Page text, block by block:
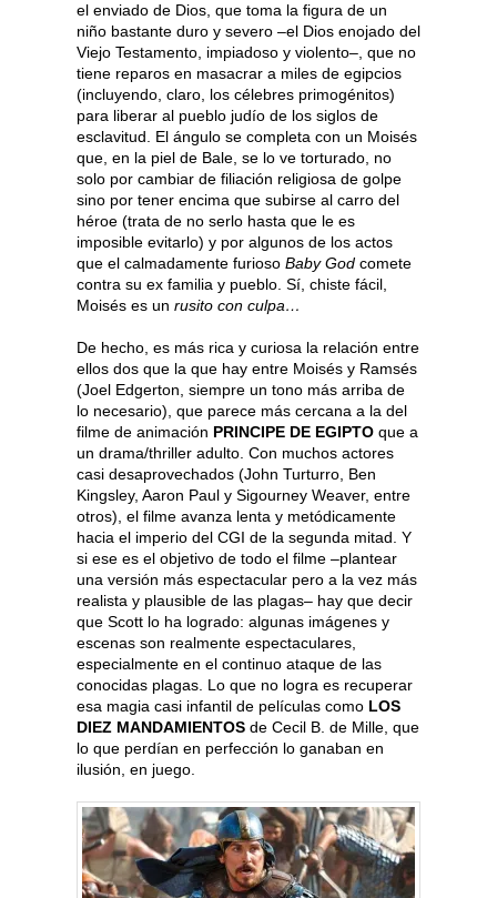
el enviado de Dios, que toma la figura de un
niño bastante duro y severo –el Dios enojado del
Viejo Testamento, impiadoso y violento–, que no
tiene reparos en masacrar a miles de egipcios
(incluyendo, claro, los célebres primogénitos)
para liberar al pueblo judío de los siglos de
esclavitud. El ángulo se completa con un Moisés
que, en la piel de Bale, se lo ve torturado, no
solo por cambiar de filiación religiosa de golpe
sino por tener encima que subirse al carro del
héroe (trata de no serlo hasta que le es
imposible evitarlo) y por algunos de los actos
que el calmadamente furioso Baby God comete
contra su ex familia y pueblo. Sí, chiste fácil,
Moisés es un rusito con culpa…
De hecho, es más rica y curiosa la relación entre
ellos dos que la que hay entre Moisés y Ramsés
(Joel Edgerton, siempre un tono más arriba de
lo necesario), que parece más cercana a la del
filme de animación PRINCIPE DE EGIPTO que a
un drama/thriller adulto. Con muchos actores
casi desaprovechados (John Turturro, Ben
Kingsley, Aaron Paul y Sigourney Weaver, entre
otros), el filme avanza lenta y metódicamente
hacia el imperio del CGI de la segunda mitad. Y
si ese es el objetivo de todo el filme –plantear
una versión más espectacular pero a la vez más
realista y plausible de las plagas– hay que decir
que Scott lo ha logrado: algunas imágenes y
escenas son realmente espectaculares,
especialmente en el continuo ataque de las
conocidas plagas. Lo que no logra es recuperar
esa magia casi infantil de películas como LOS
DIEZ MANDAMIENTOS de Cecil B. de Mille, que
lo que perdían en perfección lo ganaban en
ilusión, en juego.